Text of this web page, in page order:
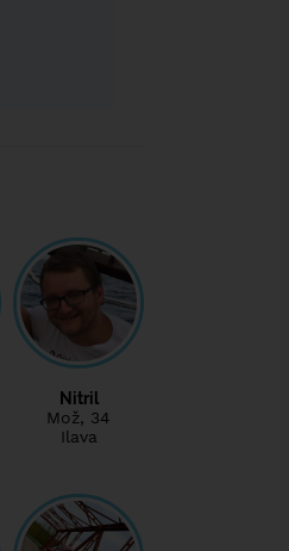
Nitril
Mož, 34
Ilava